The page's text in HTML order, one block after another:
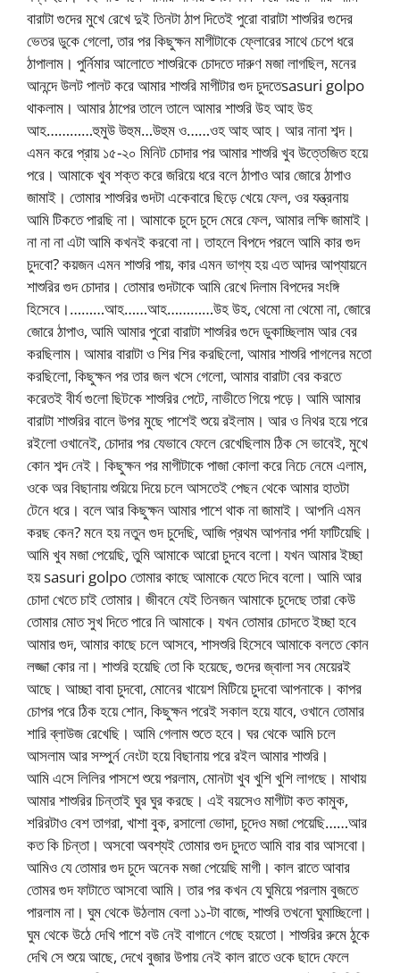
বারাটা গুদের মুখে রেখে দুই তিনটা ঠাপ দিতেই পুরো বারাটা শাশুরির গুদের
ভেতর ডুকে গেলো, তার পর কিছুক্ষন মাগীটাকে ফ্লোরের সাথে চেপে ধরে
ঠাপালাম। পুর্নিমার আলোতে শাশুরিকে চোদতে দারুণ মজা লাগছিল, মনের
আনন্দে উলট পালট করে আমার শাশুরি মাগীটার গুদ চুদতেsasuri golpo
থাকলাম। আমার ঠাপের তালে তালে আমার শাশুরি উহ আহ উহ
আহ…………হুমুউ উহুম…উহুম ও……ওহ আহ আহ। আর নানা শব্দ।
এমন করে প্রায় ১৫-২০ মিনিট চোদার পর আমার শাশুরি খুব উত্তেজিত হয়ে
পরে। আমাকে খুব শক্ত করে জরিয়ে ধরে বলে ঠাপাও আর জোরে ঠাপাও
জামাই। তোমার শাশুরির গুদটা একেবারে ছিড়ে খেয়ে ফেল, ওর যন্ত্রনায়
আমি টিকতে পারছি না। আমাকে চুদে চুদে মেরে ফেল, আমার লক্ষি জামাই।
না না না এটা আমি কখনই করবো না। তাহলে বিপদে পরলে আমি কার গুদ
চুদবো? কয়জন এমন শাশুরি পায়, কার এমন ভাগ্য হয় এত আদর আপ্যায়নে
শাশুরির গুদ চোদার। তোমার গুদটাকে আমি রেখে দিলাম বিপদের সংঙ্গি
হিসেবে।………আহ……আহ…………উহ উহ, থেমো না থেমো না, জোরে
জোরে ঠাপাও, আমি আমার পুরো বারাটা শাশুরির গুদে ডুকাচ্ছিলাম আর বের
করছিলাম। আমার বারাটা ও শির শির করছিলো, আমার শাশুরি পাগলের মতো
করছিলো, কিছুক্ষন পর তার জল খসে গেলো, আমার বারাটা বের করতে
করেতই বীর্য গুলো ছিটকে শাশুরির পেটে, নাভীতে গিয়ে পড়ে। আমি আমার
বারাটা শাশুরির বালে উপর মুছে পাশেই শুয়ে রইলাম। আর ও নিথর হয়ে পরে
রইলো ওখানেই, চোদার পর যেভাবে ফেলে রেখেছিলাম ঠিক সে ভাবেই, মুখে
কোন শব্দ নেই। কিছুক্ষন পর মাগীটাকে পাজা কোলা করে নিচে নেমে এলাম,
ওকে অর বিছানায় শুয়িয়ে দিয়ে চলে আসতেই পেছন থেকে আমার হাতটা
টেনে ধরে। বলে আর কিছুক্ষন আমার পাশে থাক না জামাই। আপনি এমন
করছ কেন? মনে হয় নতুন গুদ চুদেছি, আজি প্রথম আপনার পর্দা ফাটিয়েছি।
আমি খুব মজা পেয়েছি, তুমি আমাকে আরো চুদবে বলো। যখন আমার ইচ্ছা
হয় sasuri golpo তোমার কাছে আমাকে যেতে দিবে বলো। আমি আর
চোদা খেতে চাই তোমার। জীবনে যেই তিনজন আমাকে চুদেছে তারা কেউ
তোমার মোত সুখ দিতে পারে নি আমাকে। যখন তোমার চোদতে ইচ্ছা হবে
আমার গুদ, আমার কাছে চলে আসবে, শাসশুরি হিসেবে আমাকে বলতে কোন
লজ্জা কোর না। শাশুরি হয়েছি তো কি হয়েছে, গুদের জ্বালা সব মেয়েরই
আছে। আচ্ছা বাবা চুদবো, মোনের খায়েশ মিটিয়ে চুদবো আপনাকে। কাপর
চোপর পরে ঠিক হয়ে শোন, কিছুক্ষন পরেই সকাল হয়ে যাবে, ওখানে তোমার
শারি ব্লাউজ রেখেছি। আমি গেলাম শুতে হবে। ঘর থেকে আমি চলে
আসলাম আর সম্পুর্ন নেংটা হয়ে বিছানায় পরে রইল আমার শাশুরি।
আমি এসে লিলির পাসশে শুয়ে পরলাম, মোনটা খুব খুশি খুশি লাগছে। মাথায়
আমার শাশুরির চিন্তাই ঘুর ঘুর করছে। এই বয়সেও মাগীটা কত কামুক,
শরিরটাও বেশ তাগরা, খাশা বুক, রসালো ভোদা, চুদেও মজা পেয়েছি……আর
কত কি চিন্তা। অসবো অবশ্যই তোমার গুদ চুদতে আমি বার বার আসবো।
আমিও যে তোমার গুদ চুদে অনেক মজা পেয়েছি মাগী। কাল রাতে আবার
তোমর গুদ ফাটাতে আসবো আমি। তার পর কখন যে ঘুমিয়ে পরলাম বুজতে
পারলাম না। ঘুম থেকে উঠলাম বেলা ১১-টা বাজে, শাশুরি তখনো ঘুমাচ্ছিলো।
ঘুম থেকে উঠে দেখি পাশে বউ নেই বাগানে গেছে হয়তো। শাশুরির রুমে ঠুকে
দেখি সে শুয়ে আছে, দেখে বুজার উপায় নেই কাল রাতে ওকে ছাদে ফেলে